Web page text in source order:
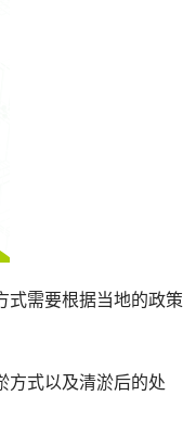
式需要根据当地的政策
方式以及清淤后的处